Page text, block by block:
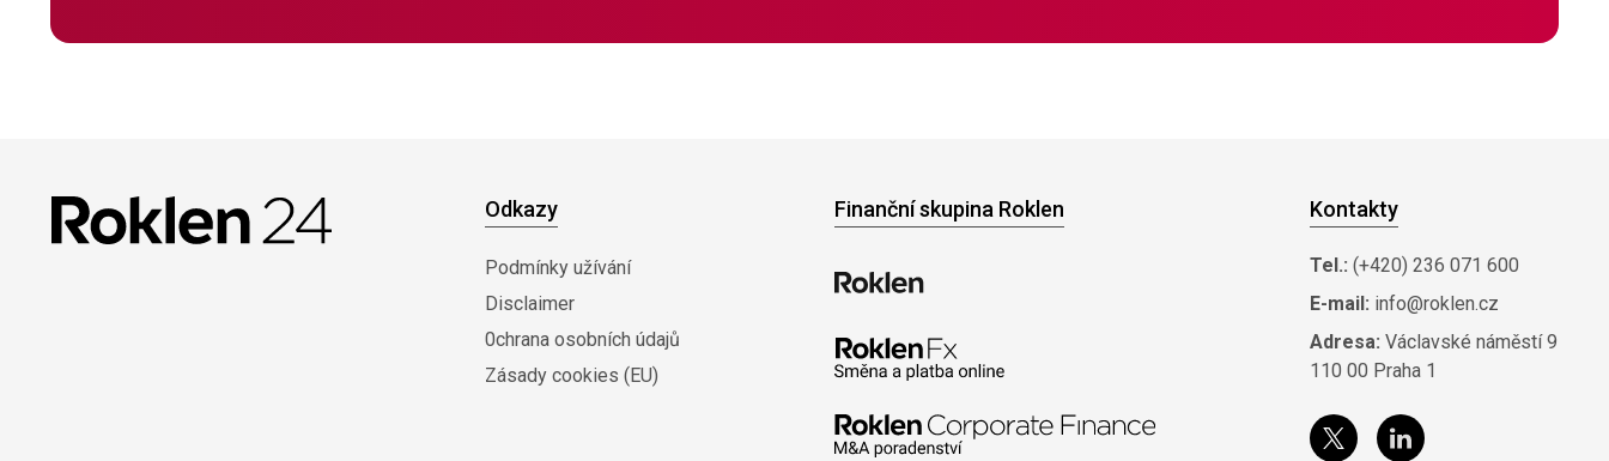
Odkazy
Podmínky užívání
Disclaimer
0chrana osobních údajů
Zásady cookies (EU)
Finanční skupina Roklen Kontakty
Tel.: (+420) 236 071 600
E-mail: info@roklen.cz
Adresa: Václavské náměstí 9
110 00 Praha 1